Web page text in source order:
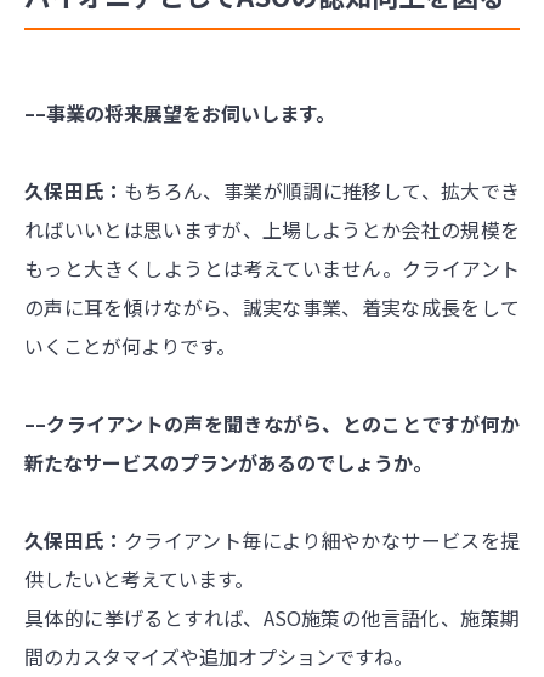
––事業の将来展望をお伺いします。
久保田氏： もちろん、事業が順調に推移して、拡大でき
ればいいとは思いますが、上場しようとか会社の規模を
もっと大きくしようとは考えていません。クライアント
の声に耳を傾けながら、誠実な事業、着実な成長をして
いくことが何よりです。
––クライアントの声を聞きながら、とのことですが何か
新たなサービスのプランがあるのでしょうか。
久保田氏： クライアント毎により細やかなサービスを提
供したいと考えています。
具体的に挙げるとすれば、ASO施策の他言語化、施策期
間のカスタマイズや追加オプションですね。